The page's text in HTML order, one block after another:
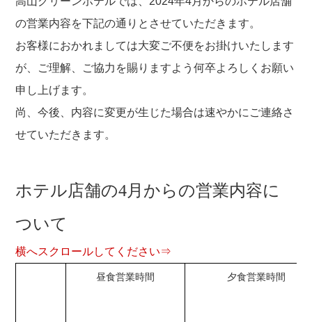
の営業内容を下記の通りとさせていただきます。
お客様におかれましては大変ご不便をお掛けいたします
が、ご理解、ご協力を賜りますよう何卒よろしくお願い
申し上げます。
尚、今後、内容に変更が生じた場合は速やかにご連絡さ
せていただきます。
ホテル店舗の4月からの営業内容に
ついて
横へスクロールしてください⇒
昼食営業時間 夕食営業時間